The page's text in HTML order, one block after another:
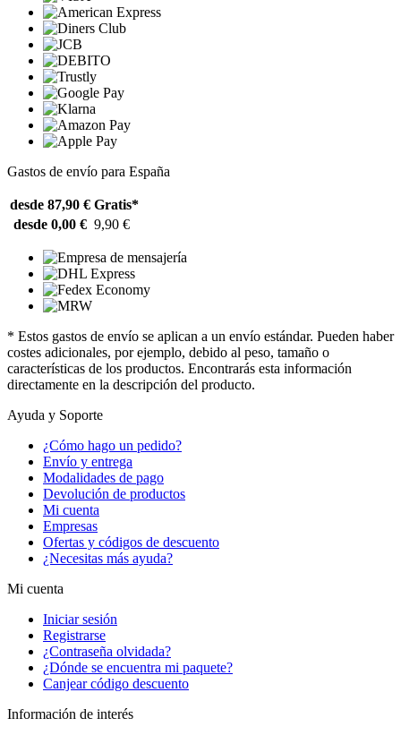
Gastos de envío para España
desde 87,90 € Gratis*
desde 0,00 € 9,90 €
* Estos gastos de envío se aplican a un envío estándar. Pueden haber
costes adicionales, por ejemplo, debido al peso, tamaño o
características de los productos. Encontrarás esta información
directamente en la descripción del producto.
Ayuda y Soporte
¿Cómo hago un pedido?
Envío y entrega
Modalidades de pago
Devolución de productos
Mi cuenta
Empresas
Ofertas y códigos de descuento
¿Necesitas más ayuda?
Mi cuenta
Iniciar sesión
Registrarse
¿Contraseña olvidada?
¿Dónde se encuentra mi paquete?
Canjear código descuento
Información de interés